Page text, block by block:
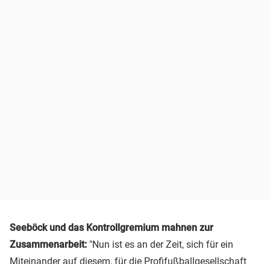
Seeböck und das Kontrollgremium mahnen zur
Zusammenarbeit: "Nun ist es an der Zeit, sich für ein
Miteinander auf diesem, für die Profifußballgesellschaft